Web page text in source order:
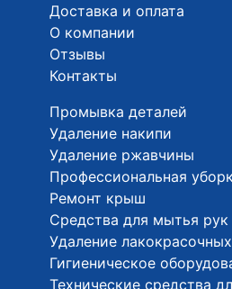
Доставка и оплата
О компании
Отзывы
Контакты
Промывка деталей
Удаление накипи
Удаление ржавчины
Профессиональная
Ремонт крыш
Средства для мытья рук
Удаление
Гигиеническое
Технические средства